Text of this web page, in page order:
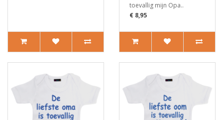
toevallig mijn Opa..
€ 8,95